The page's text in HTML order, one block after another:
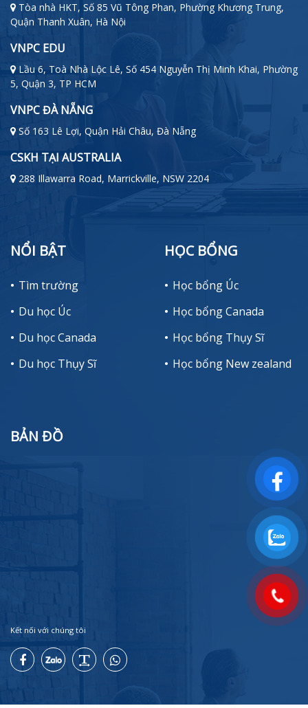
Tòa nhà HKT, Số 85 Vũ Tông Phan, Phường Khương Trung,
Quận Thanh Xuân, Hà Nội
VNPC EDU
Lầu 6, Toà Nhà Lộc Lê, Số 454 Nguyễn Thị Minh Khai, Phường
5, Quận 3, TP HCM
VNPC ĐÀ NẴNG
Số 163 Lê Lợi, Quận Hải Châu, Đà Nẵng
CSKH TẠI AUSTRALIA
288 Illawarra Road, Marrickville, NSW 2204
NỔI BẬT
Tìm trường
Du học Úc
Du học Canada
Du học Thụy Sĩ
HỌC BỔNG
Học bổng Úc
Học bổng Canada
Học bổng Thụy Sĩ
Học bổng New zealand
BẢN ĐỒ
Kết nối với chúng tôi